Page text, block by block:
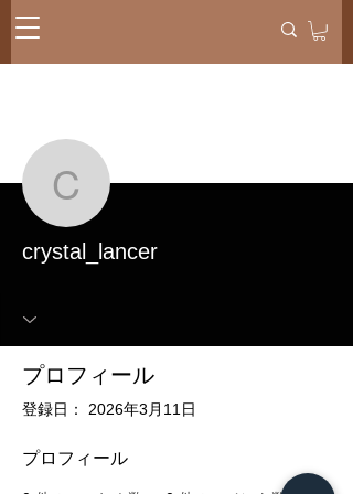
crystal_lancer
crystal_lancer
プロフィール
登録日： 2026年3月11日
プロフィール